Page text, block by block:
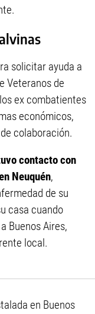
solicitar ayuda a
Veteranos de
ex combatientes
económicos,
colaboración.
contacto con
Neuquén,
de su
casa cuando
Buenos Aires,
local.
en Buenos